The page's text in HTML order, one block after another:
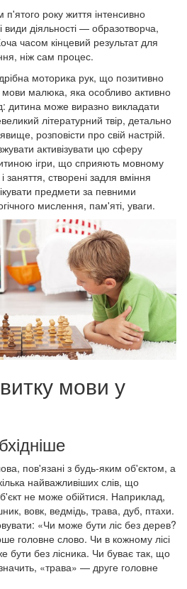
п'ятого року життя інтенсивно
види діяльності — образотворча,
часом кінцевий результат для
ніж сам процес.
моторика рук, що позитивно
мови малюка, яка особливо активно
дитина може виразно викладати
літературний твір, детально
розповісти про свій настрій.
активізувати цю сферу
ігри, що сприяють мовному
заняття, створені задля вміння
предмети за певними
мислення, пам'яті, уваги.
мови у
пов'язані з будь-яким об'єктом, а
найважливіших слів, що
не може обійтися. Наприклад,
вовк, ведмідь, трава, дуб, птахи.
«Чи може бути ліс без дерев?
головне слово. Чи в кожному лісі
бути без лісника. Чи буває так, що
«трава» — друге головне